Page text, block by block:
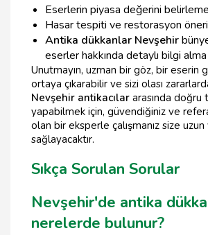
Eserlerin piyasa değerini belirleme
Hasar tespiti ve restorasyon
Antika dükkanlar Nevşehir
eserler hakkında detaylı bilgi alma
Unutmayın, uzman bir göz, bir eserin
ortaya çıkarabilir ve sizi olası
Nevşehir antikacılar arasında doğru
yapabilmek için, güvendiğiniz ve
olan bir eksperle çalışmanız size
sağlayacaktır.
Sıkça Sorulan Sorular
Nevşehir'de antika
nerelerde bulunur?